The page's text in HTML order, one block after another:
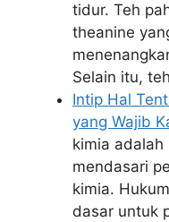
tidur. Teh
theanine
Selain itu,
Intip Hal
yang Wajib
kimia
mendasari
kimia.
dasar untuk